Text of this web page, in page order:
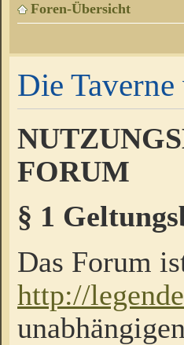
Foren-Übersicht
Die
FORUM
§ 1
Das Forum
http://